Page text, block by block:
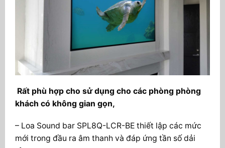
Rất phù hợp cho sử dụng cho các phòng phòng
khách có không gian gọn,
– Loa Sound bar SPL8Q-LCR-BE thiết lập các mức
mới trong đầu ra âm thanh và đáp ứng tần số dải